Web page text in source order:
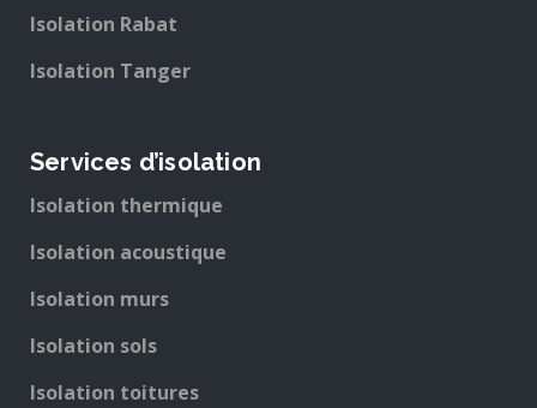
Isolation Rabat
Isolation Tanger
Services d’isolation
Isolation thermique
Isolation acoustique
Isolation murs
Isolation sols
Isolation toitures